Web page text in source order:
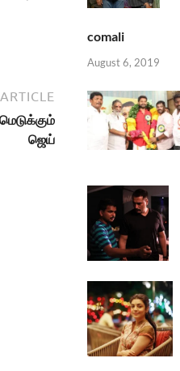
ஜெய்
comali
August 6, 2019